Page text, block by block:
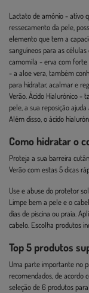
Lactato de amónio - ativo
ressecamento da pele,
elemento que tem a
sanguíneos para as
camomila - erva com forte
- a aloe vera, também
para hidratar, acalmar e
Verão. Ácido Hialurónico -
pele, a sua reposição
Além disso, o ácido
Como hidratar o
Proteja a sua barreira
Verão com estas 5 dicas
Use e abuse do protetor
Limpe bem a pele e o
dias de piscina ou praia.
cabelo. Escolha produtos
Top 5 produtos
Uma parte importante no
recomendados, de acordo
seleção de 6 produtos